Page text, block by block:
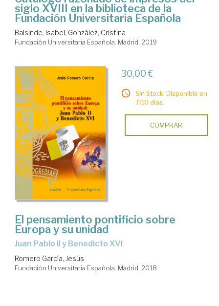
siglo XVIII en la biblioteca de la
Fundación Universitaria Española
Balsinde, Isabel; González, Cristina
Fundación Universitaria Española. Madrid, 2019
30,00 €
Sin Stock. Disponible en
7/10 días.
COMPRAR
El pensamiento pontificio sobre
Europa y su unidad
Juan Pablo II y Benedicto XVI
Romero García, Jesús
Fundación Universitaria Española. Madrid, 2018